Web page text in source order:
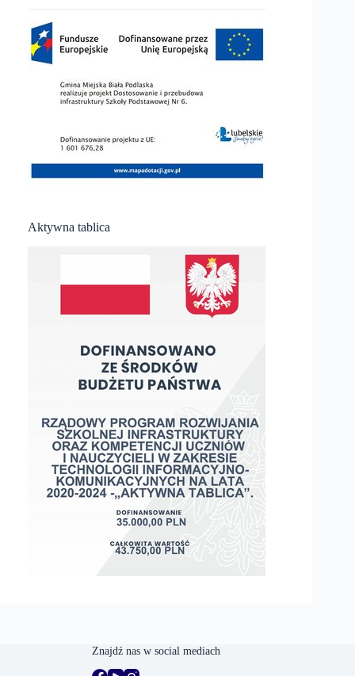
Aktywna tablica
Znajdź nas w social mediach